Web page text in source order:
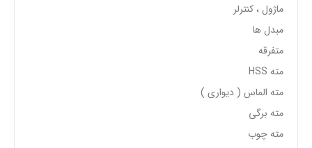
ماژول ، کنترلر
مبدل ها
متفرقه
مته HSS
مته الماس ( دیواری )
مته برگی
مته چوب